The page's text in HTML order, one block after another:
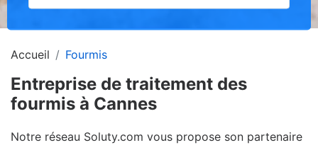
Accueil Fourmis
Entreprise de traitement des
fourmis à Cannes
Notre réseau Soluty.com vous propose son partenaire